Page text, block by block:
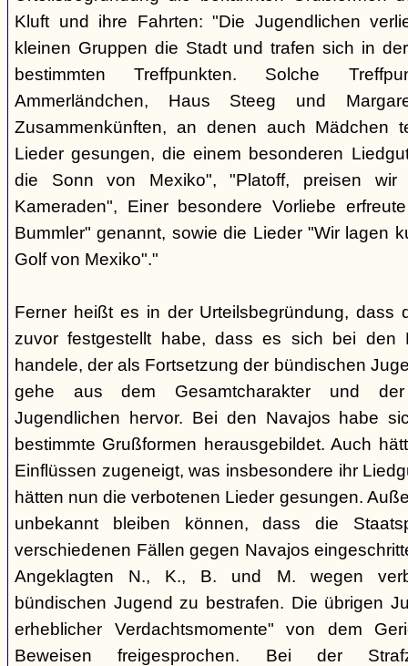
Kluft und ihre Fahrten: "Die Jugendlichen
kleinen Gruppen die Stadt und trafen sich in
bestimmten Treffpunkten. Solche
Ammerländchen, Haus Steeg und
Zusammenkünften, an denen auch Mädchen
Lieder gesungen, die einem besonderen
die Sonn von Mexiko", "Platoff, preisen
Kameraden", Einer besondere Vorliebe
Bummler" genannt, sowie die Lieder "Wir lagen
Golf von Mexiko"."
Ferner heißt es in der Urteilsbegründung, dass
zuvor festgestellt habe, dass es sich bei den
handele, der als Fortsetzung der bündischen
gehe aus dem Gesamtcharakter und der
Jugendlichen hervor. Bei den Navajos habe
bestimmte Grußformen herausgebildet. Auch
Einflüssen zugeneigt, was insbesondere ihr
hätten nun die verbotenen Lieder gesungen.
unbekannt bleiben können, dass die
verschiedenen Fällen gegen Navajos
Angeklagten N., K., B. und M. wegen
bündischen Jugend zu bestrafen. Die übrigen
erheblicher Verdachtsmomente" von dem
Beweisen freigesprochen. Bei der